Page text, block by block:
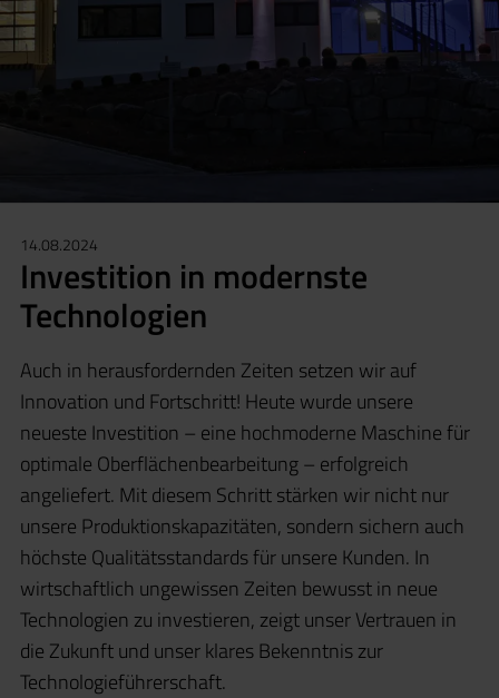
14.08.2024
Investition in modernste
Technologien
Auch in herausfordernden Zeiten setzen wir auf
Innovation und Fortschritt! Heute wurde unsere
neueste Investition – eine hochmoderne Maschine für
optimale Oberflächenbearbeitung – erfolgreich
angeliefert. Mit diesem Schritt stärken wir nicht nur
unsere Produktionskapazitäten, sondern sichern auch
höchste Qualitätsstandards für unsere Kunden. In
wirtschaftlich ungewissen Zeiten bewusst in neue
Technologien zu investieren, zeigt unser Vertrauen in
die Zukunft und unser klares Bekenntnis zur
Technologieführerschaft.